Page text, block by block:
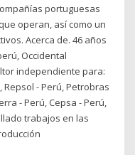
portuguesas
operan, así como un
Acerca de. 46 años
Occidental
independiente para:
Repsol - Perú, Petrobras
- Perú, Cepsa - Perú,
trabajos en las